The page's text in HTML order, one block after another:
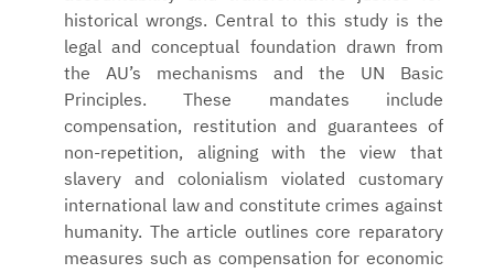
historical wrongs. Central to this study is the
legal and conceptual foundation drawn from
the AU’s mechanisms and the UN Basic
Principles. These mandates include
compensation, restitution and guarantees of
non-repetition, aligning with the view that
slavery and colonialism violated customary
international law and constitute crimes against
humanity. The article outlines core reparatory
measures such as compensation for economic